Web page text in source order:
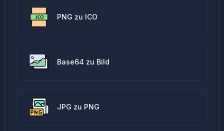
PNG zu ICO
Base64 zu Bild
JPG zu PNG